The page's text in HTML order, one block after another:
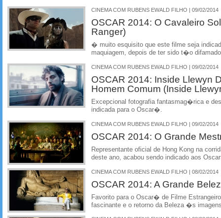
CINEMA COM RUBENS EWALD FILHO | 09/02/2014
OSCAR 2014: O Cavaleiro
Ranger)
� muito esquisito que este filme seja
maquiagem, depois de ter sido t�o
CINEMA COM RUBENS EWALD FILHO | 09/02/2014
OSCAR 2014: Inside Llewyn
Homem Comum (Inside
Excepcional fotografia fantasmag�rica e
indicada para o Oscar�.
CINEMA COM RUBENS EWALD FILHO | 09/02/2014
OSCAR 2014: O Grande
Representante oficial de Hong Kong na
deste ano, acabou sendo indicado aos
CINEMA COM RUBENS EWALD FILHO | 08/02/2014
OSCAR 2014: A Grande
Favorito para o Oscar� de Filme
fascinante e o retorno da Beleza �s